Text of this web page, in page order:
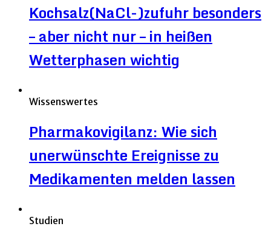
Kochsalz(NaCl-)zufuhr besonders
– aber nicht nur – in heißen
Wetterphasen wichtig
Wissenswertes
Pharmakovigilanz: Wie sich
unerwünschte Ereignisse zu
Medikamenten melden lassen
Studien